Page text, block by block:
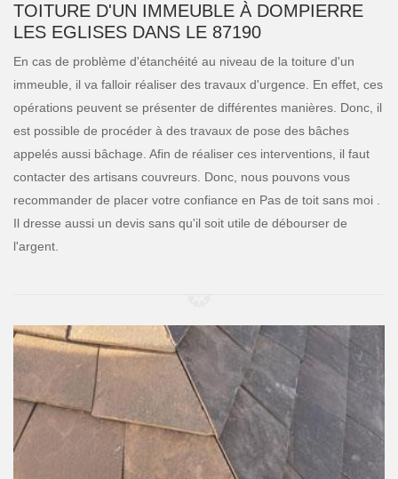
TOITURE D'UN IMMEUBLE À DOMPIERRE
LES EGLISES DANS LE 87190
En cas de problème d'étanchéité au niveau de la toiture d'un
immeuble, il va falloir réaliser des travaux d'urgence. En effet, ces
opérations peuvent se présenter de différentes manières. Donc, il
est possible de procéder à des travaux de pose des bâches
appelés aussi bâchage. Afin de réaliser ces interventions, il faut
contacter des artisans couvreurs. Donc, nous pouvons vous
recommander de placer votre confiance en Pas de toit sans moi .
Il dresse aussi un devis sans qu'il soit utile de débourser de
l'argent.